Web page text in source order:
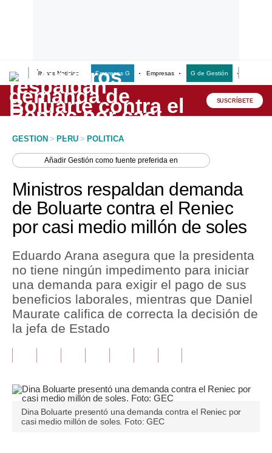
Últimas Noticias Empresas G Empresas G de Gestión
Lo último
Peru Quiosco
Economía
Mercados
Política
Tu Dinero
Finanzas Personales
Opinión
Editorial
SUSCRÍBETE
GESTION > PERU > POLITICA
AñadirGestión como fuente preferida en
Ministros respaldan demanda
de Boluarte contra el Reniec
por casi medio millón de soles
Eduardo Arana asegura que la presidenta
no tiene ningún impedimento para iniciar
una demanda para exigir el pago de sus
beneficios laborales, mientras que Daniel
Maurate califica de correcta la decisión de
la jefa de Estado
Dina Boluarte presentó una demanda contra el Reniec por
casi medio millón de soles. Foto: GEC